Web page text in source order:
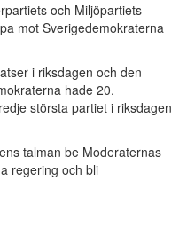
och Miljöpartiets
mot Sverigedemokraterna
i riksdagen och den
hade 20.
största partiet i riksdagen
talman be Moderaternas
regering och bli